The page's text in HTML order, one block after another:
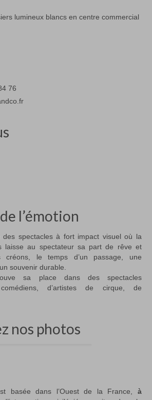
76
l’émotion
des spectacles à fort impact visuel où la
laisse au spectateur sa part de rêve et
créons, le temps d’un passage, une
souvenir durable.
sa place dans des spectacles
d’artistes de cirque, de
nos photos
basée dans l’Ouest de la France, à